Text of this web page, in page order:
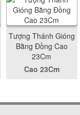
Tượng Thánh Gióng
Bằng Đồng Cao
23Cm
Cao 23Cm